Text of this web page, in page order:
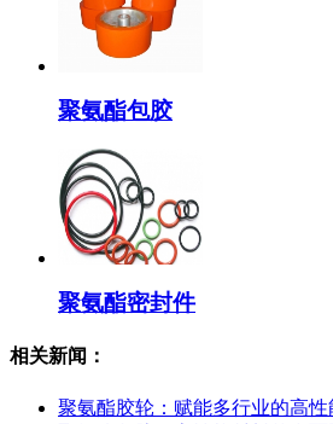
聚氨酯包胶
聚氨酯密封件
相关新闻：
聚氨酯胶轮：赋能多行业的高